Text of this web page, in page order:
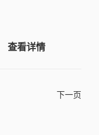
查看详情
下一页